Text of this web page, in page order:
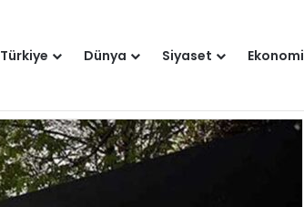
Türkiye Dünya Siyaset Ekonomi